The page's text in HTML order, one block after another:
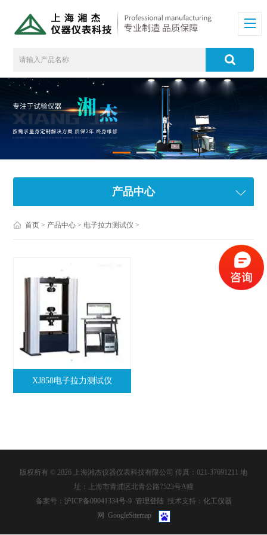
产品中心
首页 > 产品中心 > 电子拉力测试仪 >
XJ858电子拉力测试仪
版权所有 © 2026 上海湘杰仪器仪表科技有限公司 传真：021-37691211 地
址：上海市青浦区北青公路7523号A幢
备案号： 沪ICP备09041334号-9 管理登陆 技术支持： 化工仪器
网 GoogleSitemap